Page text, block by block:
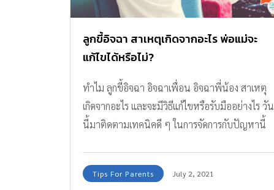
ลูกขี้อิจฉา สาเหตุเกิดจากอะไร พ่อแม่จะ
แก้ไขได้หรือไม่?
ทำไม ลูกขี้อิจฉา อิจฉาเพื่อน อิจฉาพี่น้อง สาเหตุ
เกิดจากอะไร และจะมีวิธีแก้ไขหรือรับมืออย่างไร วัน
นี้มาติดตามเทคนิคดี ๆ ในการจัดการกับปัญหานี้
Tips For Parents July 2, 2021